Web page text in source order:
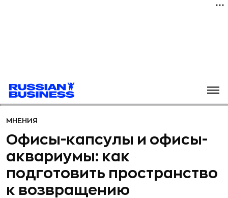
МНЕНИЯ
Офисы-капсулы и офисы-
аквариумы: как
подготовить пространство
к возвращению